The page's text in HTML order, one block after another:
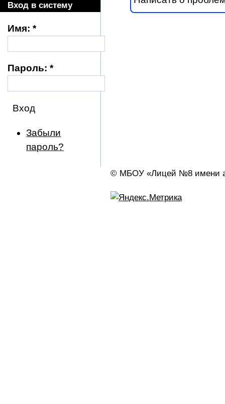
Вход в систему
Имя: *
Пароль: *
Забыли
пароль?
© МБОУ «Лицей №8 имени